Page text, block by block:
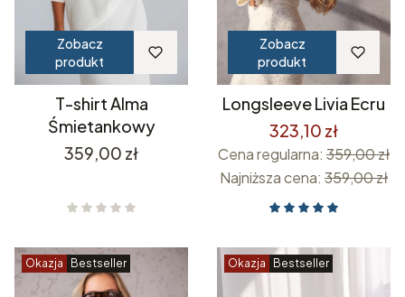
Zobacz
produkt
T-shirt Alma
Śmietankowy
Cena
359,00 zł
Zobacz
produkt
Longsleeve Livia Ecru
323,10 zł
Cena regularna: 359,00 zł
Najniższa cena: 359,00 zł
Okazja Bestseller Okazja Bestseller